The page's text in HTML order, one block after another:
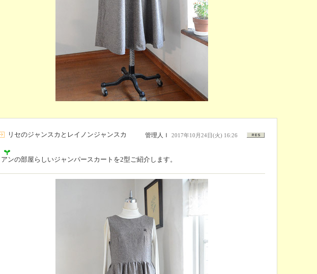
リセのジャンスカとレイノンジャンスカ 管理人Ｉ 2017年10月24日(火) 16:26
アンの部屋らしいジャンパースカートを2型ご紹介します。